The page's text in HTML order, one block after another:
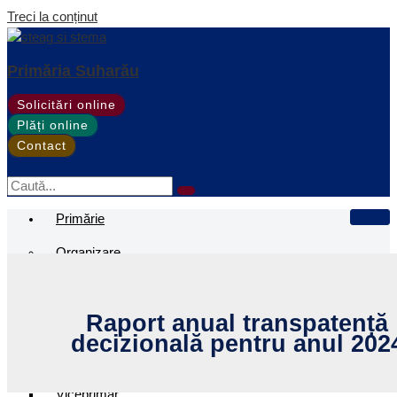
Treci la conținut
Primăria Suharău
Solicitări online
Plăți online
Contact
Primărie
Organizare
Conducere
Raport anual transpatență
decizională pentru anul